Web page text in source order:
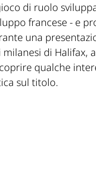
di ruolo
francese - e
una
di Halifax,
qualche
sul titolo.